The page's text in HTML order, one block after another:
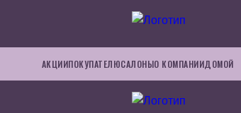
АКЦИИПОКУПАТЕЛЮСАЛОНЫО КОМПАНИИДОМОЙ